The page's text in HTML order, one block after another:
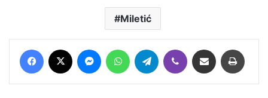
Miletić
Facebook MessengerWhatsAppTelegram Viber Podijeli putem E-maila